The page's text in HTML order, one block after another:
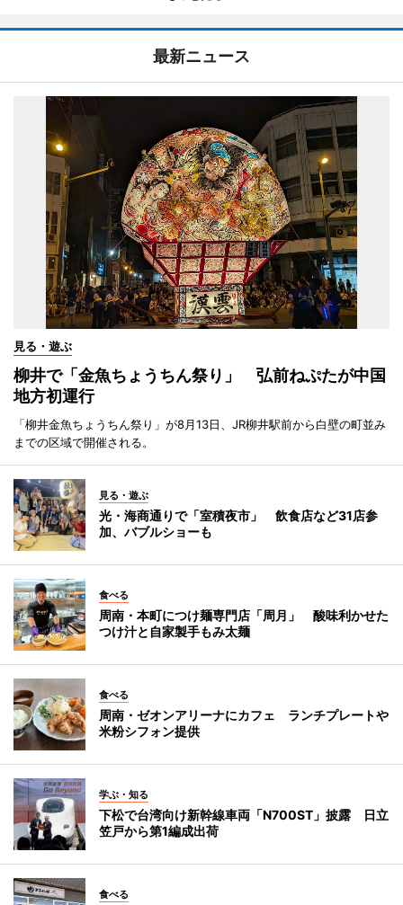
最新ニュース
見る・遊ぶ
柳井で「金魚ちょうちん祭り」 弘前ねぷたが中国
地方初運行
「柳井金魚ちょうちん祭り」が8月13日、JR柳井駅前から白壁の町並み
までの区域で開催される。
見る・遊ぶ
光・海商通りで「室積夜市」 飲食店など31店参
加、バブルショーも
食べる
周南・本町につけ麺専門店「周月」 酸味利かせた
つけ汁と自家製手もみ太麺
食べる
周南・ゼオンアリーナにカフェ ランチプレートや
米粉シフォン提供
学ぶ・知る
下松で台湾向け新幹線車両「N700ST」披露 日立
笠戸から第1編成出荷
食べる